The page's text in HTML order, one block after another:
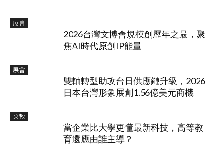
展會
2026台灣文博會規模創歷年之最，聚
焦AI時代原創IP能量
展會
雙軸轉型助攻台日供應鏈升級，2026
日本台灣形象展創1.56億美元商機
文教
當企業比大學更懂最新科技，高等教
育還應由誰主導？